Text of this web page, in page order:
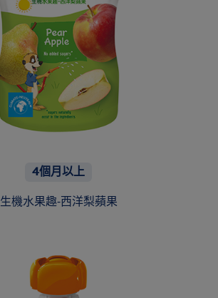
4個月以上
生機水果趣-西洋梨蘋果